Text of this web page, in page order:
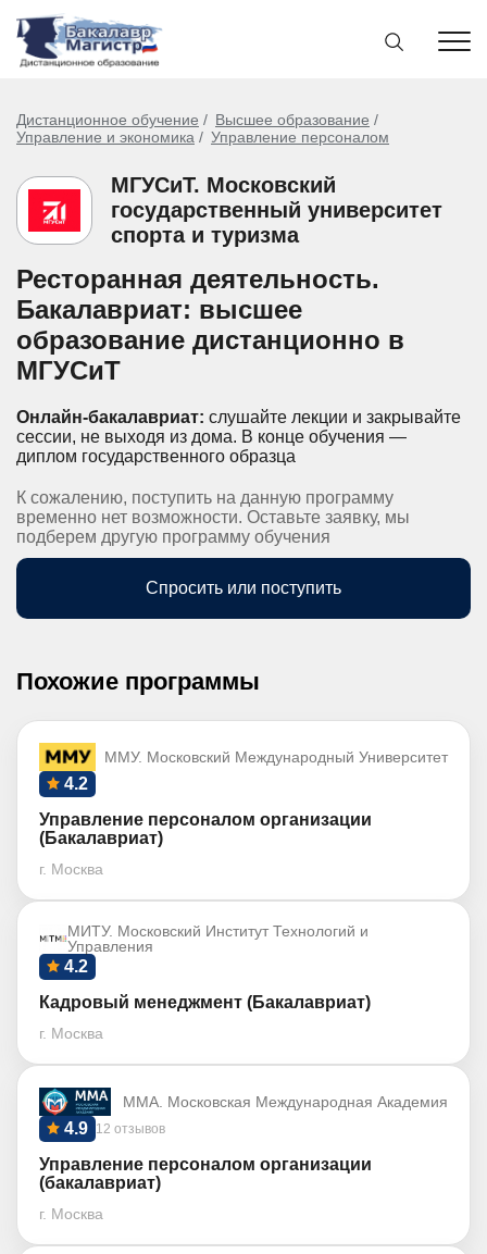
Дистанционное обучение
Высшее образование
Управление и экономика
Управление персоналом
МГУСиТ. Московский
государственный университет
спорта и туризма
Ресторанная деятельность.
Бакалавриат: высшее
образование дистанционно в
МГУСиТ
Онлайн-бакалавриат: слушайте лекции и закрывайте
сессии, не выходя из дома. В конце обучения —
диплом государственного образца
К сожалению, поступить на данную программу
временно нет возможности. Оставьте заявку, мы
подберем другую программу обучения
Спросить или поступить
Похожие программы
ММУ. Московский Международный Университет
4.2
Управление персоналом организации
(Бакалавриат)
г. Москва
МИТУ. Московский Институт Технологий и
Управления
4.2
Кадровый менеджмент (Бакалавриат)
г. Москва
ММА. Московская Международная Академия
12 отзывов
4.9
Управление персоналом организации
(бакалавриат)
г. Москва